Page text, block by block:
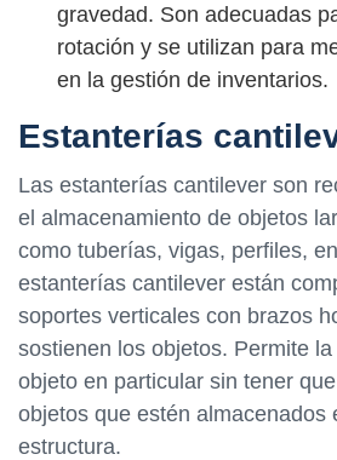
gravedad. Son adecuadas
rotación y se utilizan para
en la gestión de inventarios.
Estanterías
Las estanterías cantilever son
el almacenamiento de objetos
como tuberías, vigas, perfiles,
estanterías cantilever están
soportes verticales con brazos
sostienen los objetos. Permite
objeto en particular sin tener
objetos que estén almacenados
estructura.